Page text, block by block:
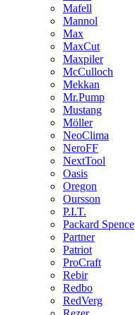
Mafell
Mannol
Max
MaxCut
Maxpiler
McCulloch
Mekkan
Mr.Pump
Mustang
Möller
NeoClima
NeroFF
NextTool
Oasis
Oregon
Oursson
P.I.T.
Packard Spence
Partner
Patriot
ProCraft
Rebir
Redbo
RedVerg